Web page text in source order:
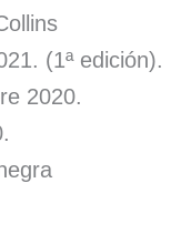
(1ª edición).
2020.